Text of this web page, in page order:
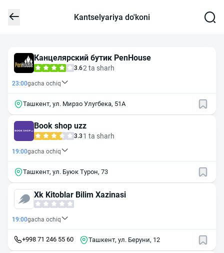
Kantselyariya do'koni
Канцелярский бутик PenHouse
3.62 ta sharh
23:00gacha ochiq
Ташкент, ул. Мирзо Улугбека, 51А
Book shop uzz
3.3 1 ta sharh
19:00gacha ochiq
Ташкент, ул. Буюк Турон, 73
Xk Kitoblar Bilim Xazinasi
19:00gacha ochiq
+998 71 246 55 60 Ташкент, ул. Беруни, 12